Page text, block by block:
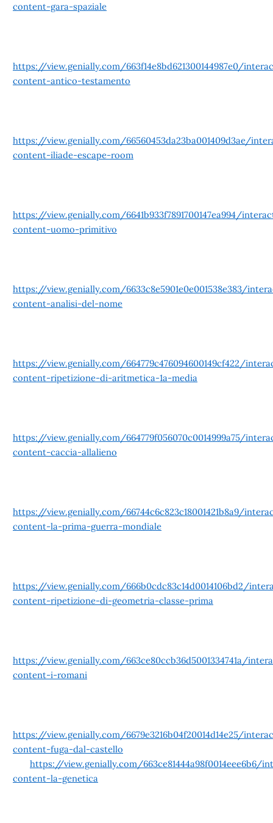
content-gara-spaziale
https://view.genially.com/663f14e8bd621300144987e0/
content-antico-testamento
https://view.genially.com/66560453da23ba001409d3ae/
content-iliade-escape-room
https://view.genially.com/6641b933f7891700147ea994/
content-uomo-primitivo
https://view.genially.com/6633c8e5901e0e001538e383/
content-analisi-del-nome
https://view.genially.com/664779c476094600149cf422/
content-ripetizione-di-aritmetica-1a-media
https://view.genially.com/664779f056070c0014999a75/
content-caccia-allalieno
https://view.genially.com/66744c6c823c18001421b8a9/
content-la-prima-guerra-mondiale
https://view.genially.com/666b0cdc83c14d0014106bd2/
content-ripetizione-di-geometria-classe-prima
https://view.genially.com/663ce80ccb36d5001334741a/
content-i-romani
https://view.genially.com/6679e3216b04f20014d14e25/
content-fuga-dal-castello
https://view.genially.com/663ce81444a98f0014eee6b6/
content-la-genetica